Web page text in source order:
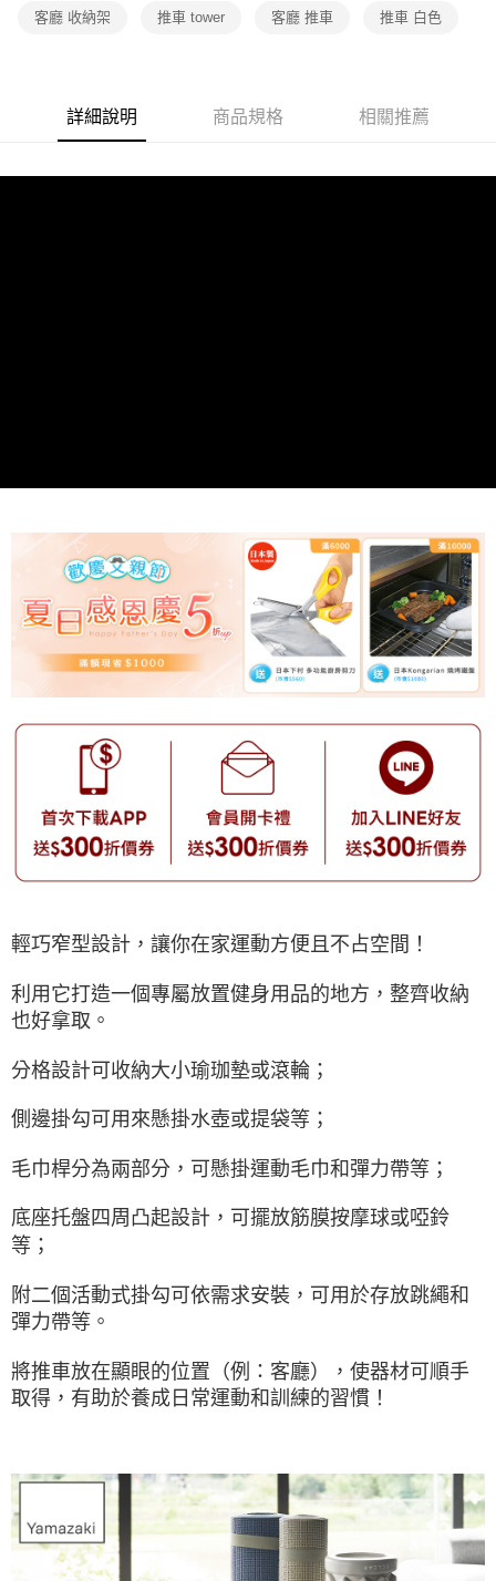
客廳 收納架 推車 tower 客廳 推車 推車 白色
詳細說明 商品規格 相關推薦
輕巧窄型設計，讓你在家運動方便且不占空間！
利用它打造一個專屬放置健身用品的地方，整齊收納
也好拿取。
分格設計可收納大小瑜珈墊或滾輪；
側邊掛勾可用來懸掛水壺或提袋等；
毛巾桿分為兩部分，可懸掛運動毛巾和彈力帶等；
底座托盤四周凸起設計，可擺放筋膜按摩球或啞鈴
等；
附二個活動式掛勾可依需求安裝，可用於存放跳繩和
彈力帶等。
將推車放在顯眼的位置（例：客廳），使器材可順手
取得，有助於養成日常運動和訓練的習慣！